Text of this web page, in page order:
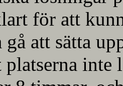
för att
gå att sätta
inte